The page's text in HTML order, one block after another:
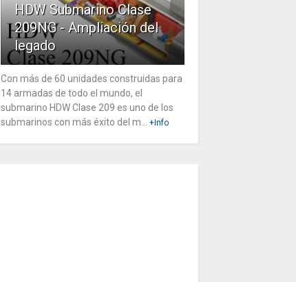
HDW Submarino Clase
209NG - Ampliación del
legado
Con más de 60 unidades construidas para
14 armadas de todo el mundo, el
submarino HDW Clase 209 es uno de los
submarinos con más éxito del m...
+Info